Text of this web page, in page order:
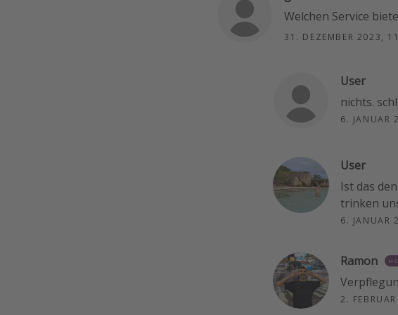
Welchen Service
31. DEZEMBER 2023,
User
nichts.
6. JANUAR
User
Ist das
trinken
6. JANUAR
Ramon
2.